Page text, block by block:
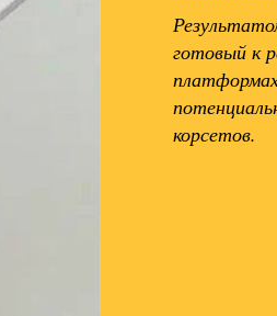
готовый к
корсетов.